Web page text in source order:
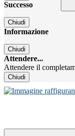
Successo
Chiudi
Informazione
Chiudi
Attendere...
Attendere il
Chiudi